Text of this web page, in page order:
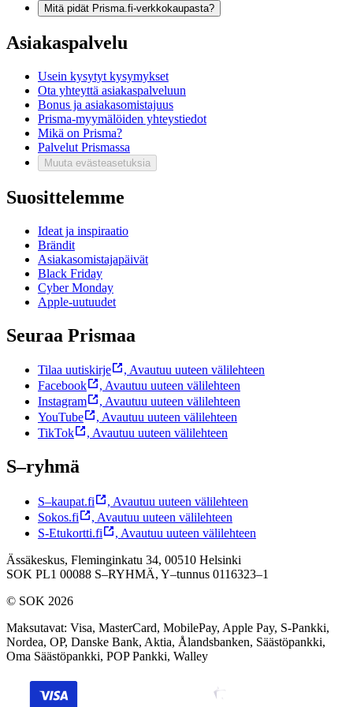
Mitä pidät Prisma.fi-verkkokaupasta?
Asiakaspalvelu
Usein kysytyt kysymykset
Ota yhteyttä asiakaspalveluun
Bonus ja asiakasomistajuus
Prisma-myymälöiden yhteystiedot
Mikä on Prisma?
Palvelut Prismassa
Muuta evästeasetuksia
Suosittelemme
Ideat ja inspiraatio
Brändit
Asiakasomistajapäivät
Black Friday
Cyber Monday
Apple-uutuudet
Seuraa Prismaa
Tilaa uutiskirje , Avautuu uuteen välilehteen
Facebook
, Avautuu uuteen välilehteen
Instagram
, Avautuu uuteen välilehteen
YouTube
, Avautuu uuteen välilehteen
TikTok
, Avautuu uuteen välilehteen
S–ryhmä
S–kaupat.fi , Avautuu uuteen välilehteen
Sokos.fi
, Avautuu uuteen välilehteen
S-Etukortti.fi
, Avautuu uuteen välilehteen
Ässäkeskus, Fleminginkatu 34, 00510 Helsinki
SOK PL1 00088 S–RYHMÄ, Y–tunnus 0116323–1
© SOK 2026
Maksutavat: Visa, MasterCard, MobilePay, Apple Pay, S-Pankki,
Nordea, OP, Danske Bank, Aktia, Ålandsbanken, Säästöpankki,
Oma Säästöpankki, POP Pankki, Walley